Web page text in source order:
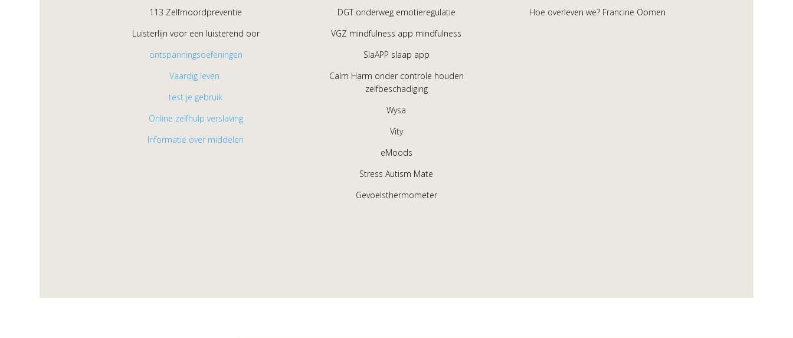
113 Zelfmoordpreventie
Luisterlijn voor een luisterend oor
ontspanningsoefeningen
Vaardig leven
test je gebruik
Online zelfhulp verslaving
Informatie over middelen
DGT onderweg emotieregulatie
VGZ mindfulness app mindfulness
SlaAPP slaap app
Calm Harm onder controle houden
zelfbeschadiging
Wysa
Vity
eMoods
Stress Autism Mate
Gevoelsthermometer
Hoe overleven we? Francine Oomen